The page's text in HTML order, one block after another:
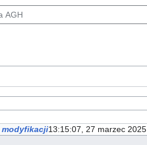
modyfikacji13:15:07, 27 marzec 2025